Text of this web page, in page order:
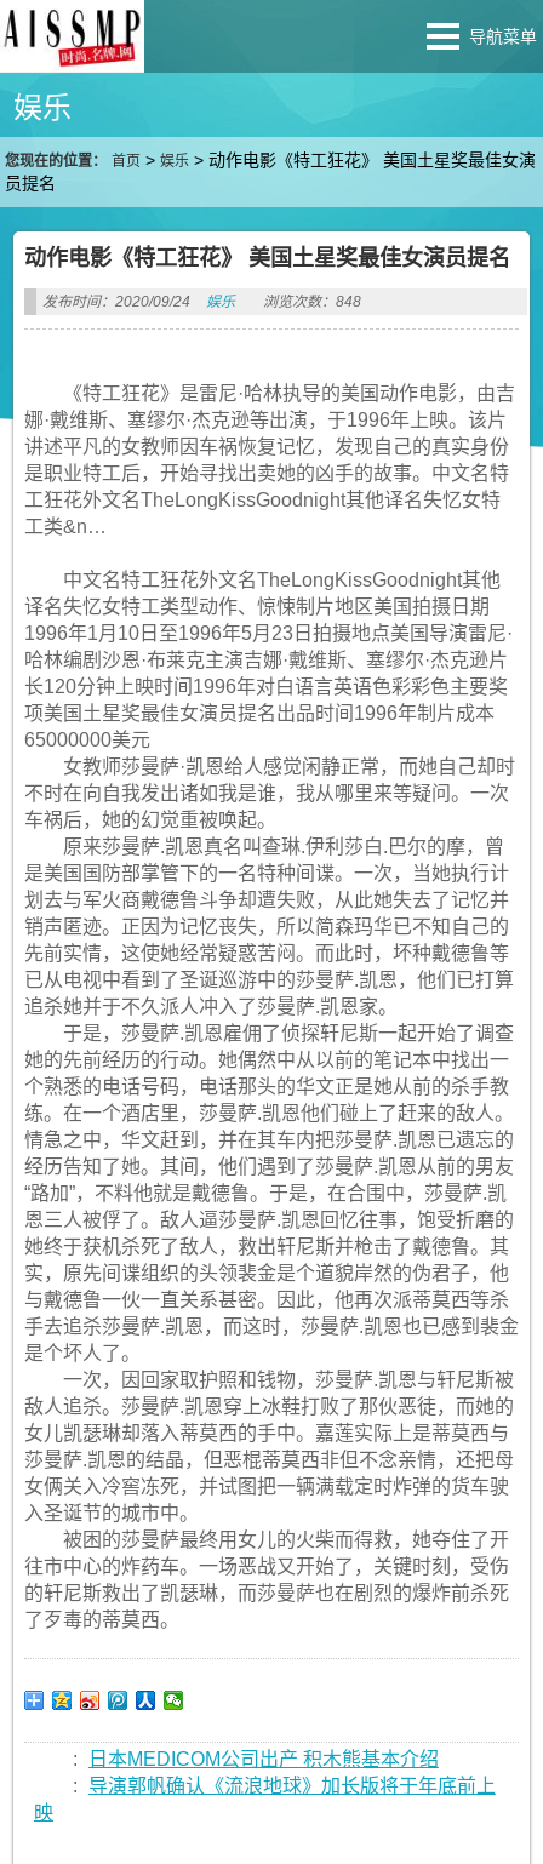
导航菜单
娱乐
您现在的位置： 首页 >娱乐 >动作电影《特工狂花》 美国土星奖最佳女演
员提名
动作电影《特工狂花》 美国土星奖最佳女演员提名
发布时间：2020/09/24 娱乐 浏览次数：848
《特工狂花》是雷尼·哈林执导的美国动作电影，由吉
娜·戴维斯、塞缪尔·杰克逊等出演，于1996年上映。该片
讲述平凡的女教师因车祸恢复记忆，发现自己的真实身份
是职业特工后，开始寻找出卖她的凶手的故事。中文名特
工狂花外文名TheLongKissGoodnight其他译名失忆女特
工类&n…
中文名特工狂花外文名TheLongKissGoodnight其他
译名失忆女特工类型动作、惊悚制片地区美国拍摄日期
1996年1月10日至1996年5月23日拍摄地点美国导演雷尼·
哈林编剧沙恩·布莱克主演吉娜·戴维斯、塞缪尔·杰克逊片
长120分钟上映时间1996年对白语言英语色彩彩色主要奖
项美国土星奖最佳女演员提名出品时间1996年制片成本
65000000美元
女教师莎曼萨·凯恩给人感觉闲静正常，而她自己却时
不时在向自我发出诸如我是谁，我从哪里来等疑问。一次
车祸后，她的幻觉重被唤起。
原来莎曼萨.凯恩真名叫查琳.伊利莎白.巴尔的摩，曾
是美国国防部掌管下的一名特种间谍。一次，当她执行计
划去与军火商戴德鲁斗争却遭失败，从此她失去了记忆并
销声匿迹。正因为记忆丧失，所以简森玛华已不知自己的
先前实情，这使她经常疑惑苦闷。而此时，坏种戴德鲁等
已从电视中看到了圣诞巡游中的莎曼萨.凯恩，他们已打算
追杀她并于不久派人冲入了莎曼萨.凯恩家。
于是，莎曼萨.凯恩雇佣了侦探轩尼斯一起开始了调查
她的先前经历的行动。她偶然中从以前的笔记本中找出一
个熟悉的电话号码，电话那头的华文正是她从前的杀手教
练。在一个酒店里，莎曼萨.凯恩他们碰上了赶来的敌人。
情急之中，华文赶到，并在其车内把莎曼萨.凯恩已遗忘的
经历告知了她。其间，他们遇到了莎曼萨.凯恩从前的男友
“路加”，不料他就是戴德鲁。于是，在合围中，莎曼萨.凯
恩三人被俘了。敌人逼莎曼萨.凯恩回忆往事，饱受折磨的
她终于获机杀死了敌人，救出轩尼斯并枪击了戴德鲁。其
实，原先间谍组织的头领裴金是个道貌岸然的伪君子，他
与戴德鲁一伙一直关系甚密。因此，他再次派蒂莫西等杀
手去追杀莎曼萨.凯恩，而这时，莎曼萨.凯恩也已感到裴金
是个坏人了。
一次，因回家取护照和钱物，莎曼萨.凯恩与轩尼斯被
敌人追杀。莎曼萨.凯恩穿上冰鞋打败了那伙恶徒，而她的
女儿凯瑟琳却落入蒂莫西的手中。嘉莲实际上是蒂莫西与
莎曼萨.凯恩的结晶，但恶棍蒂莫西非但不念亲情，还把母
女俩关入冷窖冻死，并试图把一辆满载定时炸弹的货车驶
入圣诞节的城市中。
被困的莎曼萨最终用女儿的火柴而得救，她夺住了开
往市中心的炸药车。一场恶战又开始了，关键时刻，受伤
的轩尼斯救出了凯瑟琳，而莎曼萨也在剧烈的爆炸前杀死
了歹毒的蒂莫西。
:
日本MEDICOM公司出产 积木熊基本介绍
:
导演郭帆确认《流浪地球》加长版将于年底前上
映